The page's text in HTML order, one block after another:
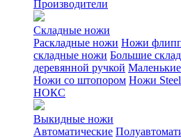
Производители
Складные ножи
Раскладные ножи Ножи
складные ножи Большие
деревянной ручкой
Ножи со штопором Ножи
НОКС
Выкидные ножи
Автоматические